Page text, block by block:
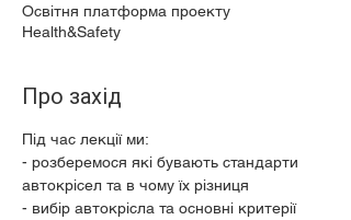
Освітня платформа проекту
Health&Safety
Про захід
Під час лекції ми:
- розберемося які бувають стандарти
автокрісел та в чому їх різниця
- вибір автокрісла та основні критерії